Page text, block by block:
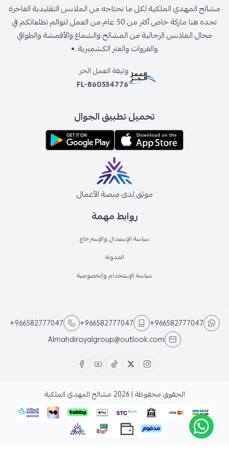
روابط مهمة
سياسة الإستبدال والإسترجاع
المدونة
سياسة الإستخدام والخصوصية
مشالح المهدي الملكية لكل ما تحتاجه من الملابس التقليدية الفاخرة
تجده هنا ماركة خاص أكثر من 50 عام من العمل لتوائم تطلعاتكم في
مجال الملابس الرجالية من المشالح والشماغ والأقمشة والطواقي
والفروات والغتر الكشميرية .•
وثيقة العمل الحر
FL-860534776
تحميل تطبيق الجوال
موثق لدى منصة الأعمال
+966582777047
+966582777047
+966582777047
Almahdiroyalgroup@outlook.com
الحقوق محفوظة | 2026 مشالح المهدي الملكية